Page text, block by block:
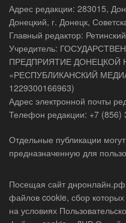
Адрес редакции: 283015,
Донецкий, г. Донецк,
Главный редактор:
Учредитель:
ПРЕДПРИЯТИЕ ДОНЕЦКОЙ
«РЕСПУБЛИКАНСКИЙ
1229300166963)
Адрес электронной почты
Телефон редакции: +7 (856)
Отдельные публикации
предназначенную для
Посещая сайт
файлов cookie, сбор
на условиях